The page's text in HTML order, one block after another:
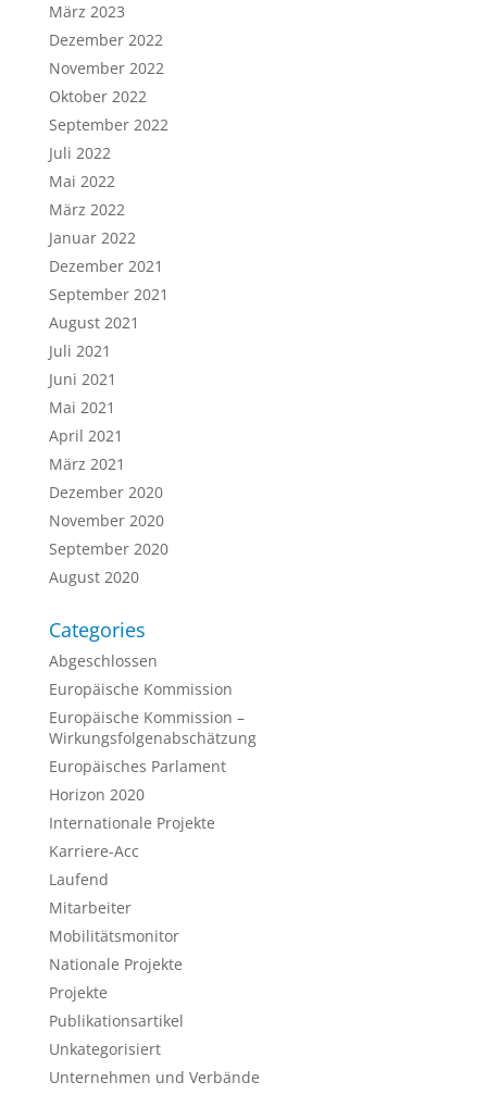
März 2023
Dezember 2022
November 2022
Oktober 2022
September 2022
Juli 2022
Mai 2022
März 2022
Januar 2022
Dezember 2021
September 2021
August 2021
Juli 2021
Juni 2021
Mai 2021
April 2021
März 2021
Dezember 2020
November 2020
September 2020
August 2020
Categories
Abgeschlossen
Europäische Kommission
Europäische Kommission –
Wirkungsfolgenabschätzung
Europäisches Parlament
Horizon 2020
Internationale Projekte
Karriere-Acc
Laufend
Mitarbeiter
Mobilitätsmonitor
Nationale Projekte
Projekte
Publikationsartikel
Unkategorisiert
Unternehmen und Verbände